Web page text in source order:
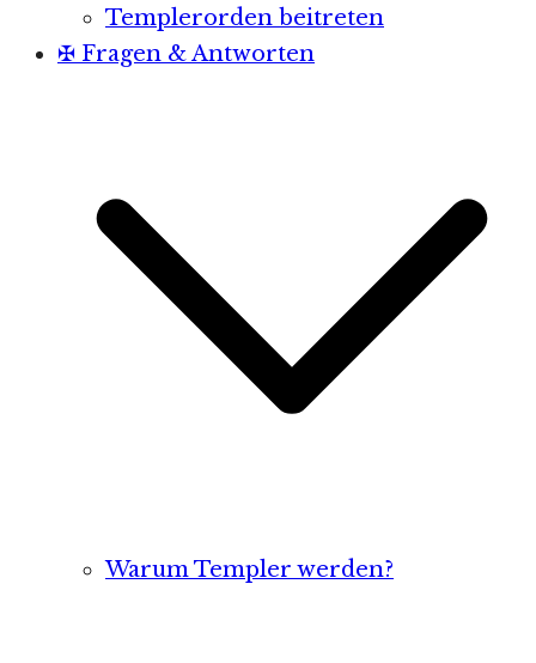
Templerorden beitreten
✠ Fragen & Antworten
Warum Templer werden?